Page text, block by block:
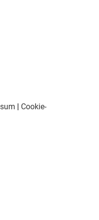
Cookie-